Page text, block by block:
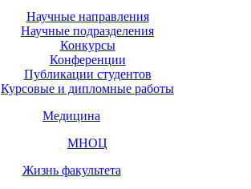
Научные направления
Научные подразделения
Конкурсы
Конференции
Публикации студентов
Курсовые и дипломные работы
Медицина
МНОЦ
Жизнь факультета